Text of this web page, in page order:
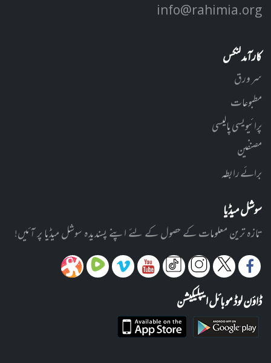
info@rahimia.org
کارآمد لنکس
سر ورق
مطبوعات
پرائیویسی پالیسی
مصنفین
برائے رابطہ
سوشل میڈیا
تازہ ترین معلومات کے حصول کے لئے اپنے پسندیدہ سوشل میڈیا پر آئیں!
ڈاؤن لوڈ موبائل ایپلیکیشن